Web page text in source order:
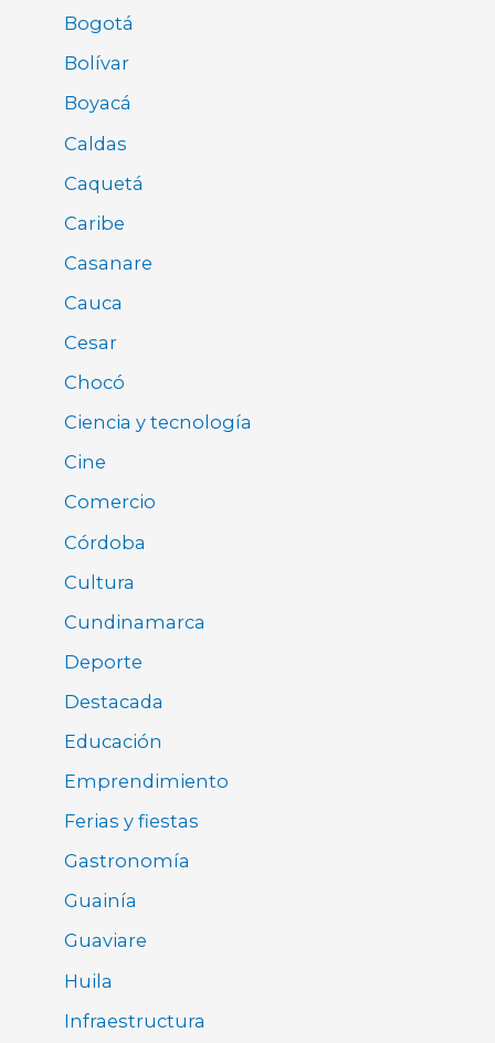
Bogotá
Bolívar
Boyacá
Caldas
Caquetá
Caribe
Casanare
Cauca
Cesar
Chocó
Ciencia y tecnología
Cine
Comercio
Córdoba
Cultura
Cundinamarca
Deporte
Destacada
Educación
Emprendimiento
Ferias y fiestas
Gastronomía
Guainía
Guaviare
Huila
Infraestructura